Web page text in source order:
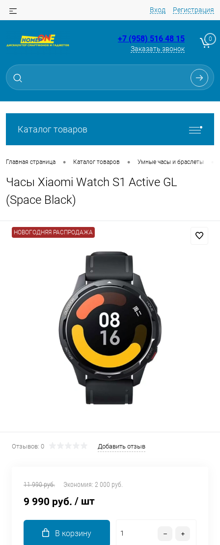
Вход Регистрация
+7 (958) 516 48 15
Заказать звонок
0
Каталог товаров
Главная страница • Каталог товаров • Умные часы и браслеты
Часы Xiaomi Watch S1 Active GL
(Space Black)
НОВОГОДНЯЯ РАСПРОДАЖА
Отзывов: 0 Добавить отзыв
11 990 руб. Экономия: 2 000 руб.
9 990 руб. / шт
В корзину
Для клиентов всех банков
Разбейте
без переплат
Сегодня
Добавляйте товары
Оплачивайте сегодня только
% картой любого банка
Получайте товар
выбранный способом
Оставшиеся75% будут
списываться с вашей карты
каждые 2 недели
об оплате Плайтом
недели
Остались вопросы?